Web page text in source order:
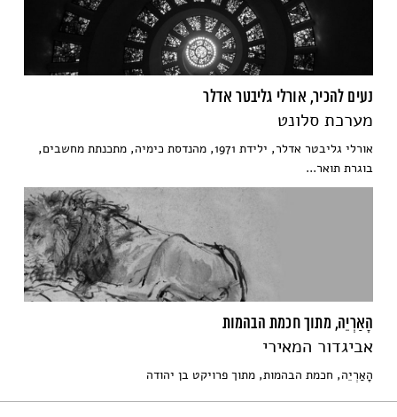
נעים להכיר, אורלי גליבטר אדלר
מערכת סלונט
אורלי גליבטר אדלר, ילידת 1971, מהנדסת כימיה, מתכנתת מחשבים,
בוגרת תואר...
הָאַרְיֵה, מתוך חכמת הבהמות
אביגדור המאירי
הָאַרְיֵה, חכמת הבהמות, מתוך פרויקט בן יהודה